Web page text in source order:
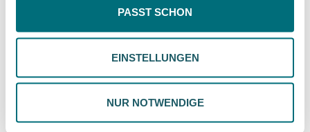
Inhalte eingeschränkt sein könnten. Wähle
deiner Präferenzen. Du kannst deine Wahl jederzeit
ändern. Weitere Informationen findest du in unserer
Datenschutzrichtlinie.
PASST SCHON
EINSTELLUNGEN
NUR NOTWENDIGE